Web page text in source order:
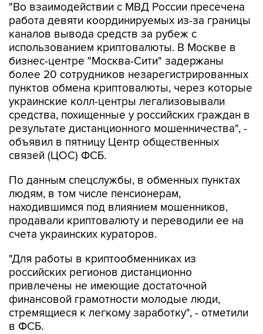
"Во взаимодействии с МВД России пресечена
работа девяти координируемых из-за границы
каналов вывода средств за рубеж с
использованием криптовалюты. В Москве в
бизнес-центре "Москва-Сити" задержаны
более 20 сотрудников незарегистрированных
пунктов обмена криптовалюты, через которые
украинские колл-центры легализовывали
средства, похищенные у российских граждан в
результате дистанционного мошенничества", -
объявил в пятницу Центр общественных
связей (ЦОС) ФСБ.
По данным спецслужбы, в обменных пунктах
людям, в том числе пенсионерам,
находившимся под влиянием мошенников,
продавали криптовалюту и переводили ее на
счета украинских кураторов.
"Для работы в криптообменниках из
российских регионов дистанционно
привлечены не имеющие достаточной
финансовой грамотности молодые люди,
стремящиеся к легкому заработку", - отметили
в ФСБ.